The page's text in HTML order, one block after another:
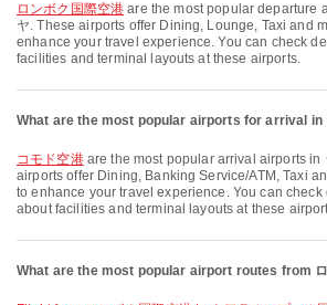
ロンボク国際空港 are the most popular departure
ヤ. These airports offer Dining, Lounge, Taxi and
enhance your travel experience. You can check
facilities and terminal layouts at these airports.
What are the most popular airports for arrival in
コモド空港are the most popular arrival airports in
airports offer Dining, Banking Service/ATM, Taxi
to enhance your travel experience. You can
about facilities and terminal layouts at these
What are the most popular airport routes from